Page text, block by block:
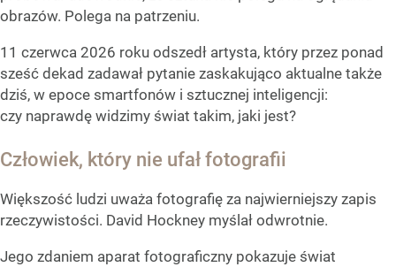
obrazów. Polega na patrzeniu.
11 czerwca 2026 roku odszedł artysta, który przez ponad
sześć dekad zadawał pytanie zaskakująco aktualne także
dziś, w epoce smartfonów i sztucznej inteligencji:
czy naprawdę widzimy świat takim, jaki jest?
Człowiek, który nie ufał fotografii
Większość ludzi uważa fotografię za najwierniejszy zapis
rzeczywistości. David Hockney myślał odwrotnie.
Jego zdaniem aparat fotograficzny pokazuje świat